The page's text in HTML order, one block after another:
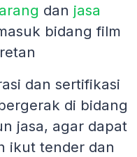
dan jasa
bidang film
dan sertifikasi
di bidang
jasa, agar dapat
ikut tender dan